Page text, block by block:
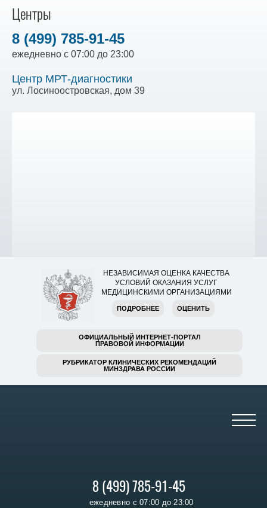
Центры
8 (499) 785-91-45
ежедневно с 07:00 до 23:00
Центр МРТ-диагностики
ул. Лосиноостровская, дом 39
НЕЗАВИСИМАЯ ОЦЕНКА КАЧЕСТВА
УСЛОВИЙ ОКАЗАНИЯ УСЛУГ
МЕДИЦИНСКИМИ ОРГАНИЗАЦИЯМИ
ПОДРОБНЕЕ ОЦЕНИТЬ
ОФИЦИАЛЬНЫЙ ИНТЕРНЕТ-ПОРТАЛ
ПРАВОВОЙ ИНФОРМАЦИИ
РУБРИКАТОР КЛИНИЧЕСКИХ РЕКОМЕНДАЦИЙ
МИНЗДРАВА РОССИИ
8 (499) 785-91-45
ежедневно с 07:00 до 23:00